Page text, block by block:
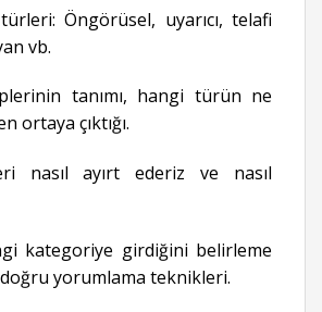
Öngörüsel, uyarıcı, telafi
vb.
tanımı, hangi türün ne
ortaya çıktığı.
nasıl ayırt ederiz ve nasıl
kategoriye girdiğini belirleme
yorumlama teknikleri.